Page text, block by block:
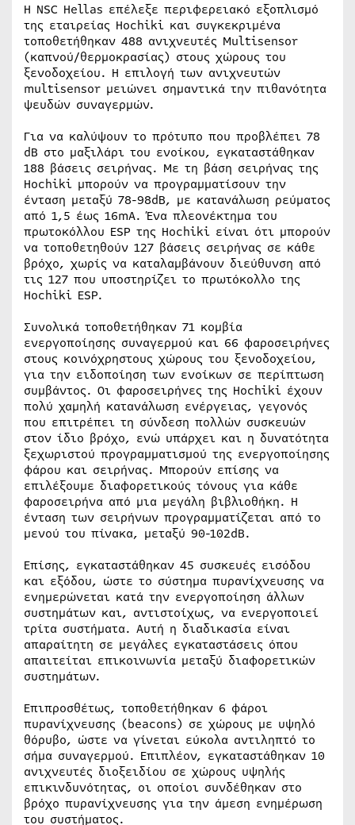
Η NSC Hellas επέλεξε περιφερειακό εξοπλισμό
της εταιρείας Hochiki και συγκεκριμένα
τοποθετήθηκαν 488 ανιχνευτές Multisensor
(καπνού/θερμοκρασίας) στους χώρους του
ξενοδοχείου. Η επιλογή των ανιχνευτών
multisensor μειώνει σημαντικά την πιθανότητα
ψευδών συναγερμών.
Για να καλύψουν το πρότυπο που προβλέπει 78
dB στο μαξιλάρι του ενοίκου, εγκαταστάθηκαν
188 βάσεις σειρήνας. Με τη βάση σειρήνας της
Hochiki μπορούν να προγραμματίσουν την
ένταση μεταξύ 78-98dB, με κατανάλωση ρεύματος
από 1,5 έως 16mA. Ένα πλεονέκτημα του
πρωτοκόλλου ESP της Hochiki είναι ότι μπορούν
να τοποθετηθούν 127 βάσεις σειρήνας σε κάθε
βρόχο, χωρίς να καταλαμβάνουν διεύθυνση από
τις 127 που υποστηρίζει το πρωτόκολλο της
Hochiki ESP.
Συνολικά τοποθετήθηκαν 71 κομβία
ενεργοποίησης συναγερμού και 66 φαροσειρήνες
στους κοινόχρηστους χώρους του ξενοδοχείου,
για την ειδοποίηση των ενοίκων σε περίπτωση
συμβάντος. Οι φαροσειρήνες της Hochiki έχουν
πολύ χαμηλή κατανάλωση ενέργειας, γεγονός
που επιτρέπει τη σύνδεση πολλών συσκευών
στον ίδιο βρόχο, ενώ υπάρχει και η δυνατότητα
ξεχωριστού προγραμματισμού της ενεργοποίησης
φάρου και σειρήνας. Μπορούν επίσης να
επιλέξουμε διαφορετικούς τόνους για κάθε
φαροσειρήνα από μια μεγάλη βιβλιοθήκη. Η
ένταση των σειρήνων προγραμματίζεται από το
μενού του πίνακα, μεταξύ 90-102dB.
Επίσης, εγκαταστάθηκαν 45 συσκευές εισόδου
και εξόδου, ώστε το σύστημα πυρανίχνευσης να
ενημερώνεται κατά την ενεργοποίηση άλλων
συστημάτων και, αντιστοίχως, να ενεργοποιεί
τρίτα συστήματα. Αυτή η διαδικασία είναι
απαραίτητη σε μεγάλες εγκαταστάσεις όπου
απαιτείται επικοινωνία μεταξύ διαφορετικών
συστημάτων.
Επιπροσθέτως, τοποθετήθηκαν 6 φάροι
πυρανίχνευσης (beacons) σε χώρους με υψηλό
θόρυβο, ώστε να γίνεται εύκολα αντιληπτό το
σήμα συναγερμού. Επιπλέον, εγκαταστάθηκαν 10
ανιχνευτές διοξειδίου σε χώρους υψηλής
επικινδυνότητας, οι οποίοι συνδέθηκαν στο
βρόχο πυρανίχνευσης για την άμεση ενημέρωση
του συστήματος.